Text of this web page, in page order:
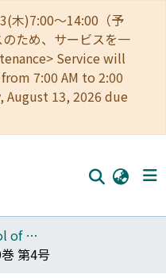
木)7:00～14:00（予
ため、サービスを一
Service will
7:00 AM to 2:00
August 13, 2026 due
050_Graduate School of Science
第4号